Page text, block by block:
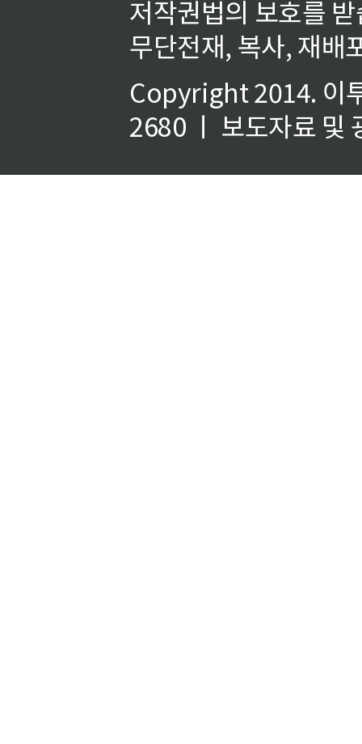
저작권법의 보호를
무단전재, 복사, 재배
Copyright 2014. 이
2680 ㅣ 보도자료